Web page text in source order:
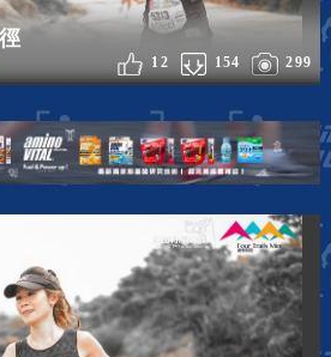
299
154
12